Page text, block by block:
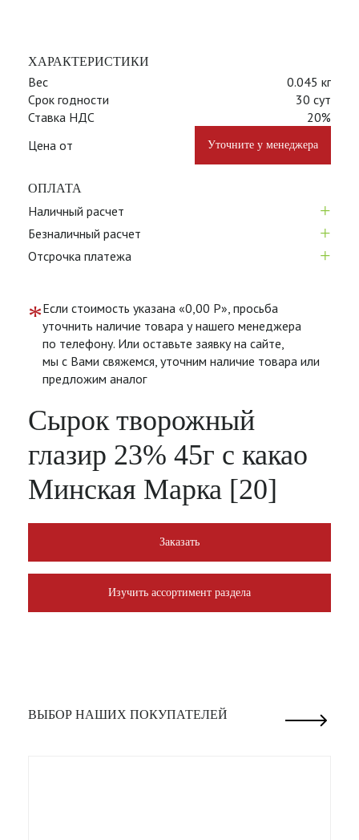
Сырок творожный
глазир 23% 45г с какао
Минская Марка [20]
ХАРАКТЕРИСТИКИ
Вес
0.045 кг
Срок годности
30 сут
Ставка НДС
20%
Цена от
Уточните у менеджера
ОПЛАТА
Наличный расчет +
Безналичный расчет +
Отсрочка платежа +
*Если стоимость указана «0,00 Р», просьба
уточнить наличие товара у нашего менеджера
по телефону. Или оставьте заявку на сайте,
мы с Вами свяжемся, уточним наличие товара или
предложим аналог
Заказать
Изучить ассортимент раздела
ВЫБОР НАШИХ ПОКУПАТЕЛЕЙ